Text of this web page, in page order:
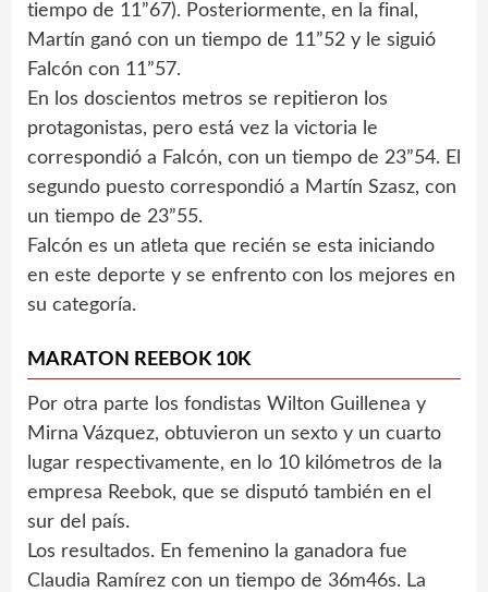
tiempo de 11”67). Posteriormente, en la final,
Martín ganó con un tiempo de 11”52 y le siguió
Falcón con 11”57.
En los doscientos metros se repitieron los
protagonistas, pero está vez la victoria le
correspondió a Falcón, con un tiempo de 23”54. El
segundo puesto correspondió a Martín Szasz, con
un tiempo de 23”55.
Falcón es un atleta que recién se esta iniciando
en este deporte y se enfrento con los mejores en
su categoría.
MARATON REEBOK 10K
Por otra parte los fondistas Wilton Guillenea y
Mirna Vázquez, obtuvieron un sexto y un cuarto
lugar respectivamente, en lo 10 kilómetros de la
empresa Reebok, que se disputó también en el
sur del país.
Los resultados. En femenino la ganadora fue
Claudia Ramírez con un tiempo de 36m46s. La